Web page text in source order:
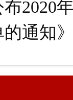
布2020
通知